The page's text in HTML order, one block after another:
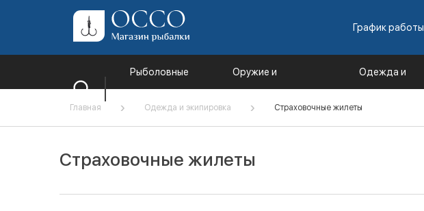
График работы
Рыболовные
товары
Оружие и
комплектующие
Одежда и
экипировка
Главная Одежда и экипировка Страховочные жилеты
Страховочные жилеты